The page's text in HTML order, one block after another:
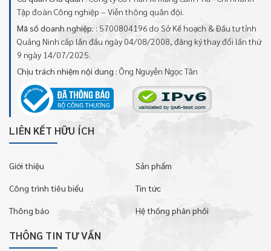
Tập đoàn Công nghiệp – Viễn thông quân đội.
Mã số doanh nghiệp: : 5700804196 do Sở Kế hoạch & Đầu tư tỉnh
Quảng Ninh cấp lần đầu ngày 04/08/2008, đăng ký thay đổi lần thứ
9 ngày 14/07/2025.
Chịu trách nhiệm nội dung : Ông Nguyễn Ngọc Tân
LIÊN KẾT HỮU ÍCH
Giới thiệu Sản phẩm
Công trình tiêu biểu Tin tức
Thông báo Hệ thống phân phối
THÔNG TIN TƯ VẤN